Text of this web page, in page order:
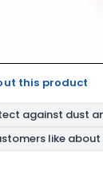
this product